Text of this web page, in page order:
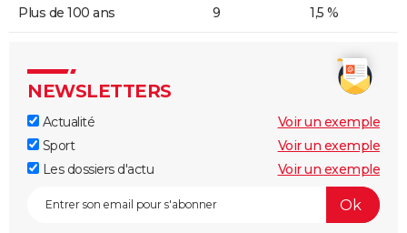
Plus de 100 ans 9 1,5 %
NEWSLETTERS
Actualité
Voir un exemple
Sport
Voir un exemple
Les dossiers d'actu
Voir un exemple